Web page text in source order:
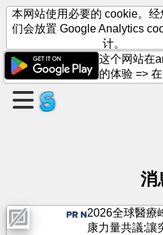
创
建
页
面
组
本网站使用必要的 cookie。经
们会放置 Google Analytics
计。
这个网站在
的体验 =>
消
2026全球醫療
康力量共議:讓